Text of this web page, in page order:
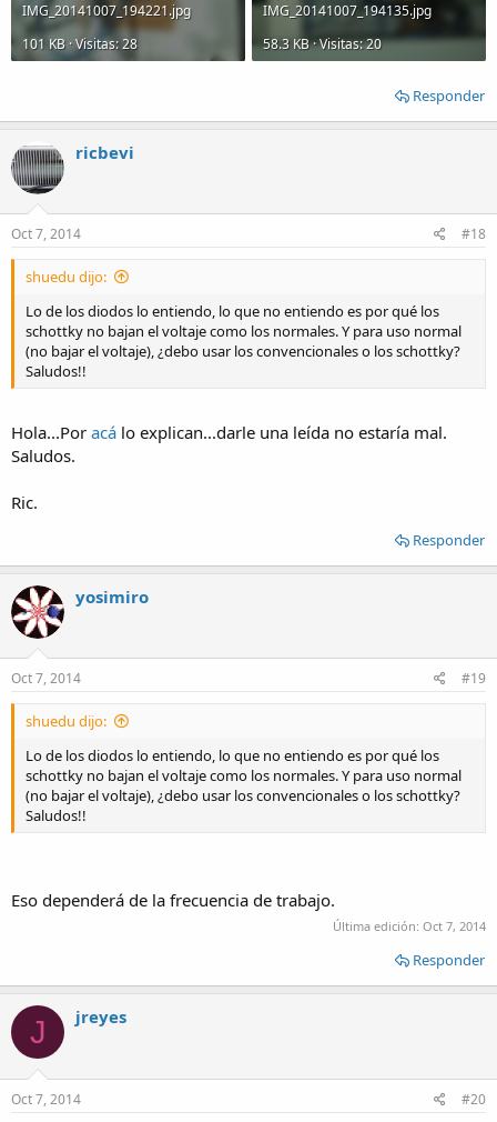
IMG_20141007_194221.jpg
101 KB · Visitas: 28
IMG_20141007_194135.jpg
58.3 KB · Visitas: 20
Responder
ricbevi
Oct 7, 2014 #18
shuedu dijo:
Lo de los diodos lo entiendo, lo que no entiendo es por qué los
schottky no bajan el voltaje como los normales. Y para uso normal
(no bajar el voltaje), ¿debo usar los convencionales o los schottky?
Saludos!!
Hola...Por acá lo explican...darle una leída no estaría mal.
Saludos.
Ric.
Responder
yosimiro
Oct 7, 2014 #19
shuedu dijo:
Lo de los diodos lo entiendo, lo que no entiendo es por qué los
schottky no bajan el voltaje como los normales. Y para uso normal
(no bajar el voltaje), ¿debo usar los convencionales o los schottky?
Saludos!!
Eso dependerá de la frecuencia de trabajo.
Última edición: Oct 7, 2014
Responder
J jreyes
Oct 7, 2014 #20